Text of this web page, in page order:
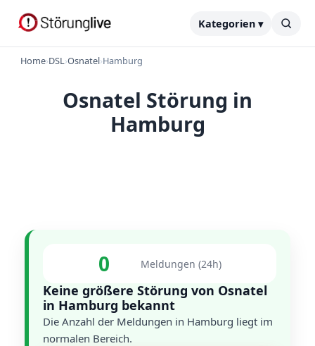
Kategorien ▾
Home›DSL›Osnatel›Hamburg
Osnatel Störung in
Hamburg
0 Meldungen (24h)
Keine größere Störung von Osnatel
in Hamburg bekannt
Die Anzahl der Meldungen in Hamburg liegt im
normalen Bereich.